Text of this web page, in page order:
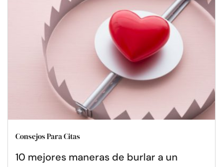
Consejos Para Citas
10 mejores maneras de burlar a un